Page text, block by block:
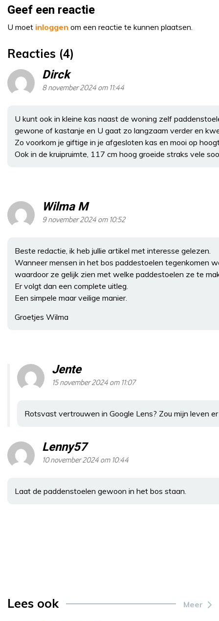
Geef een reactie
U moet inloggen om een reactie te kunnen plaatsen.
Reacties (4)
Dirck
8 november 2024 om 11:44
U kunt ook in kleine kas naast de woning zelf
gewone of kastanje en U gaat zo langzaam verder en
Zo voorkom je giftige in je afgesloten kas en mooi op
Ook in de kruipruimte, 117 cm hoog groeide straks vele
Wilma M
9 november 2024 om 10:52
Beste redactie, ik heb jullie artikel met interesse gelezen.
Wanneer mensen in het bos paddestoelen tegenkomen
waardoor ze gelijk zien met welke paddestoelen ze te
Er volgt dan een complete uitleg.
Een simpele maar veilige manier.
Groetjes Wilma
Jente
15 november 2024 om 11:07
Rotsvast vertrouwen in Google Lens? Zou mijn leven
Lenny57
10 november 2024 om 10:44
Laat de paddenstoelen gewoon in het bos staan.
Lees ook Meer